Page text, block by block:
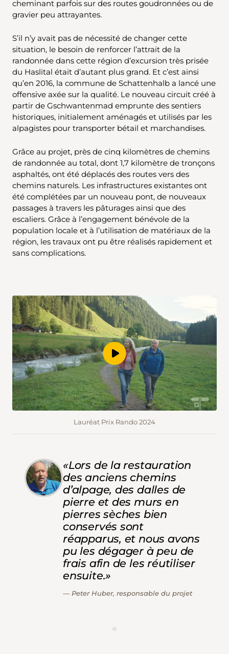
cheminant parfois sur des routes goudronnées ou de
gravier peu attrayantes.
S’il n’y avait pas de nécessité de changer cette
situation, le besoin de renforcer l’attrait de la
randonnée dans cette région d’excursion très prisée
du Haslital était d’autant plus grand. Et c’est ainsi
qu’en 2016, la commune de Schattenhalb a lancé une
offensive axée sur la qualité. Le nouveau circuit créé à
partir de Gschwantenmad emprunte des sentiers
historiques, initialement aménagés et utilisés par les
alpagistes pour transporter bétail et marchandises.
Grâce au projet, près de cinq kilomètres de chemins
de randonnée au total, dont 1,7 kilomètre de tronçons
asphaltés, ont été déplacés des routes vers des
chemins naturels. Les infrastructures existantes ont
été complétées par un nouveau pont, de nouveaux
passages à travers les pâturages ainsi que des
escaliers. Grâce à l’engagement bénévole de la
population locale et à l’utilisation de matériaux de la
région, les travaux ont pu être réalisés rapidement et
sans complications.
Lauréat Prix Rando 2024
«Lors de la restauration
des anciens chemins
d’alpage, des dalles de
pierre et des murs en
pierres sèches bien
conservés sont
réapparus, et nous avons
pu les dégager à peu de
frais afin de les réutiliser
ensuite.»
Peter Huber, responsable du projet